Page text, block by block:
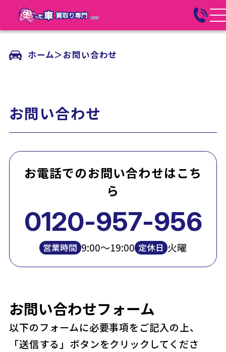
ホーム＞お問い合わせ
お問い合わせ
お電話でのお問い合わせはこち
ら
0120-957-956
営業時間 9:00～19:00 定休日 火曜
お問い合わせフォーム
以下のフォームに必要事項をご記入の上、
「送信する」ボタンをクリックしてくださ